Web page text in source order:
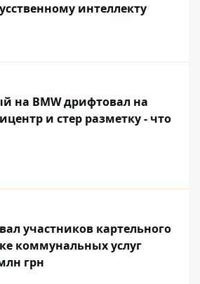
интеллекту
на BMW дрифтовал на
и стер разметку - что
участников картельного
коммунальных услуг
грн